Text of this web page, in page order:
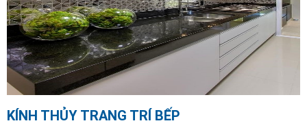
KÍNH THỦY TRANG TRÍ BẾP